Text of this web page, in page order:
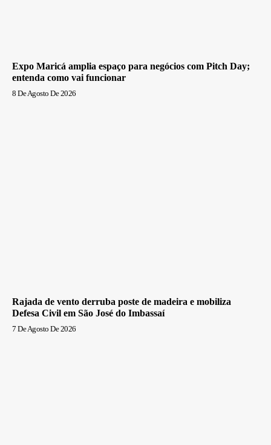
Expo Maricá amplia espaço para negócios com Pitch Day;
entenda como vai funcionar
8 De Agosto De 2026
Rajada de vento derruba poste de madeira e mobiliza
Defesa Civil em São José do Imbassaí
7 De Agosto De 2026